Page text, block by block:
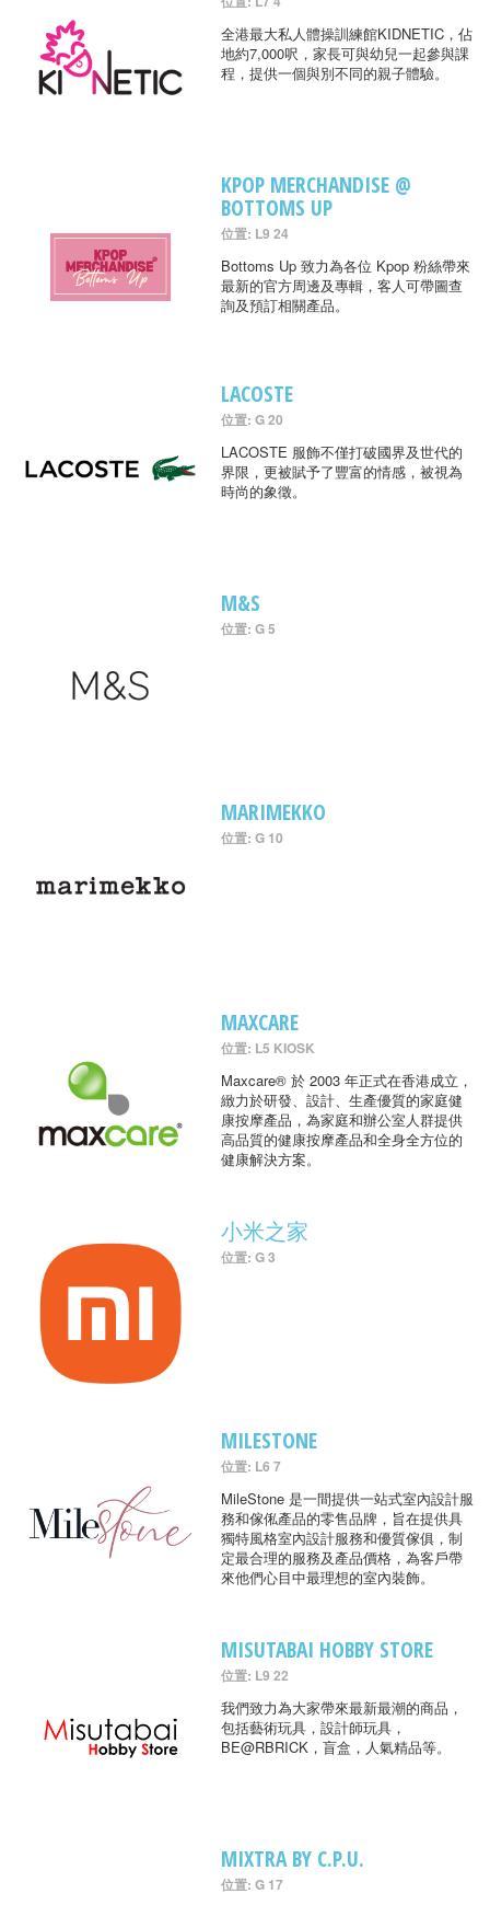
全港最大私人體操訓練館KIDNETIC，佔
地約7,000呎，家長可與幼兒一起參與課
程，提供一個與別不同的親子體驗。
KPOP MERCHANDISE @
BOTTOMS UP
位置: L9 24
Bottoms Up 致力為各位 Kpop 粉絲帶來
最新的官方周邊及專輯，客人可帶圖查
詢及預訂相關產品。
LACOSTE
位置: G 20
LACOSTE 服飾不僅打破國界及世代的
界限，更被賦予了豐富的情感，被視為
時尚的象徵。
M&S
位置: G 5
MARIMEKKO
位置: G 10
MAXCARE
位置: L5 KIOSK
Maxcare® 於 2003 年正式在香港成立，
緻力於研發、設計、生產優質的家庭健
康按摩產品，為家庭和辦公室人群提供
高品質的健康按摩產品和全身全方位的
健康解決方案。
小米之家
位置: G 3
MILESTONE
位置: L6 7
MileStone 是一間提供一站式室內設計服
務和傢俬產品的零售品牌，旨在提供具
獨特風格室內設計服務和優質傢俱，制
定最合理的服務及產品價格，為客戶帶
來他們心目中最理想的室內裝飾。
MISUTABAI HOBBY STORE
位置: L9 22
我們致力為大家帶來最新最潮的商品，
包括藝術玩具，設計師玩具，
BE@RBRICK，盲盒，人氣精品等。
MIXTRA BY C.P.U.
位置: G 17